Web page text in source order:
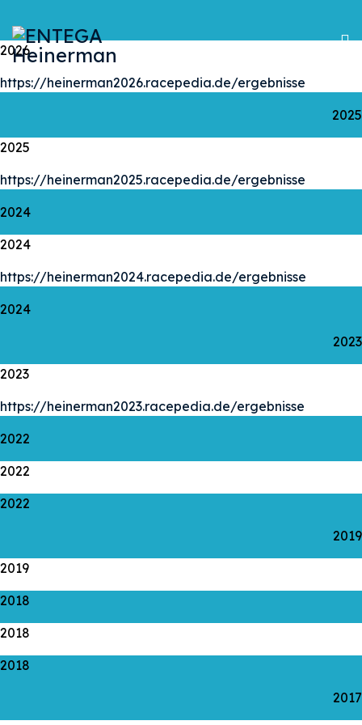
2026
https://heinerman2026.racepedia.de/ergebnisse
2025
2025
https://heinerman2025.racepedia.de/ergebnisse
2024
2024
https://heinerman2024.racepedia.de/ergebnisse
2024
2023
2023
https://heinerman2023.racepedia.de/ergebnisse
2022
2022
2022
2019
2019
2018
2018
2018
2017